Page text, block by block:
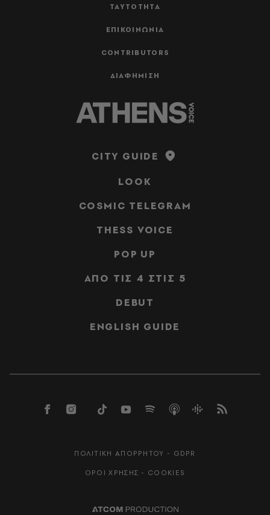
ΤΑΥΤΟΤΗΤΑ
ΕΠΙΚΟΙΝΩΝΙΑ
CONTRIBUTORS
ΔΙΑΦΗΜΙΣΗ
CITY GUIDE
LOOK
COSMIC TELEGRAM
THESS VOICE
POP UP
ΑΠΟ ΤΙΣ 4 ΣΤΙΣ 5
DEBUT
ENGLISH GUIDE
ΠΟΛΙΤΙΚΗ ΑΠΟΡΡΗΤΟΥ - GDPR
ΟΡΟΙ ΧΡΗΣΗΣ - COOKIES